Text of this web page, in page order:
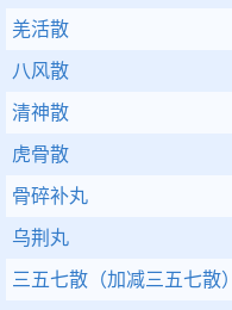
羌活散
八风散
清神散
虎骨散
骨碎补丸
乌荆丸
三五七散（加减三五七散）